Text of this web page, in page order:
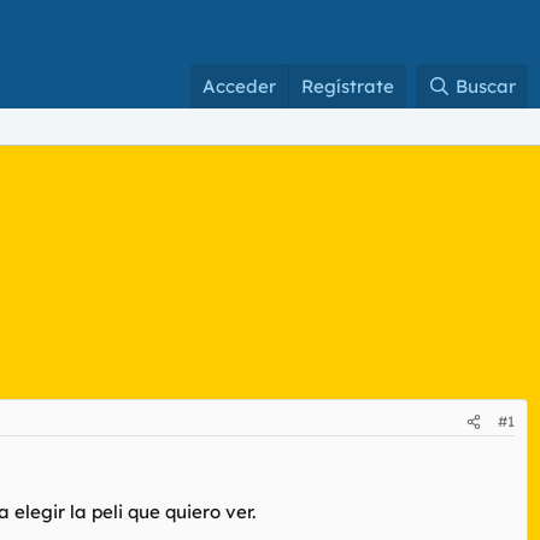
Acceder Regístrate Buscar
#1
elegir la peli que quiero ver.